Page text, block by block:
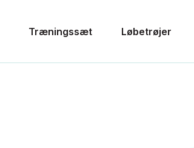
Træningssæt Løbetrøjer